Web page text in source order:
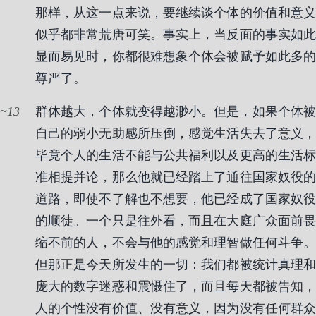
那样，从这一点来说，要继续谈个体的价值和意义
似乎都非常荒唐可笑。事实上，当反面的事实如此
显而易见时，你都很难想象个体会被赋予如此多的
尊严了。
13
群体越大，个体就变得越渺小。但是，如果个体被
自己的弱小无助感所压倒，感觉生活失去了意义，
毕竟个人的生活不能与公共福利以及更高的生活标
准相提并论，那么他就已经踏上了通往国家奴役的
道路，即使不了解也不想要，他已经成了国家奴役
的顺徒。一个只是往外看，而且在大庭广众面前畏
缩不前的人，不会与他的感觉和理智做任何斗争。
但那正是今天所发生的一切：我们都被统计真理和
庞大的数字迷惑和震慑住了，而且每天都被告知，
人的个性没有价值、没有意义，因为没有任何群众